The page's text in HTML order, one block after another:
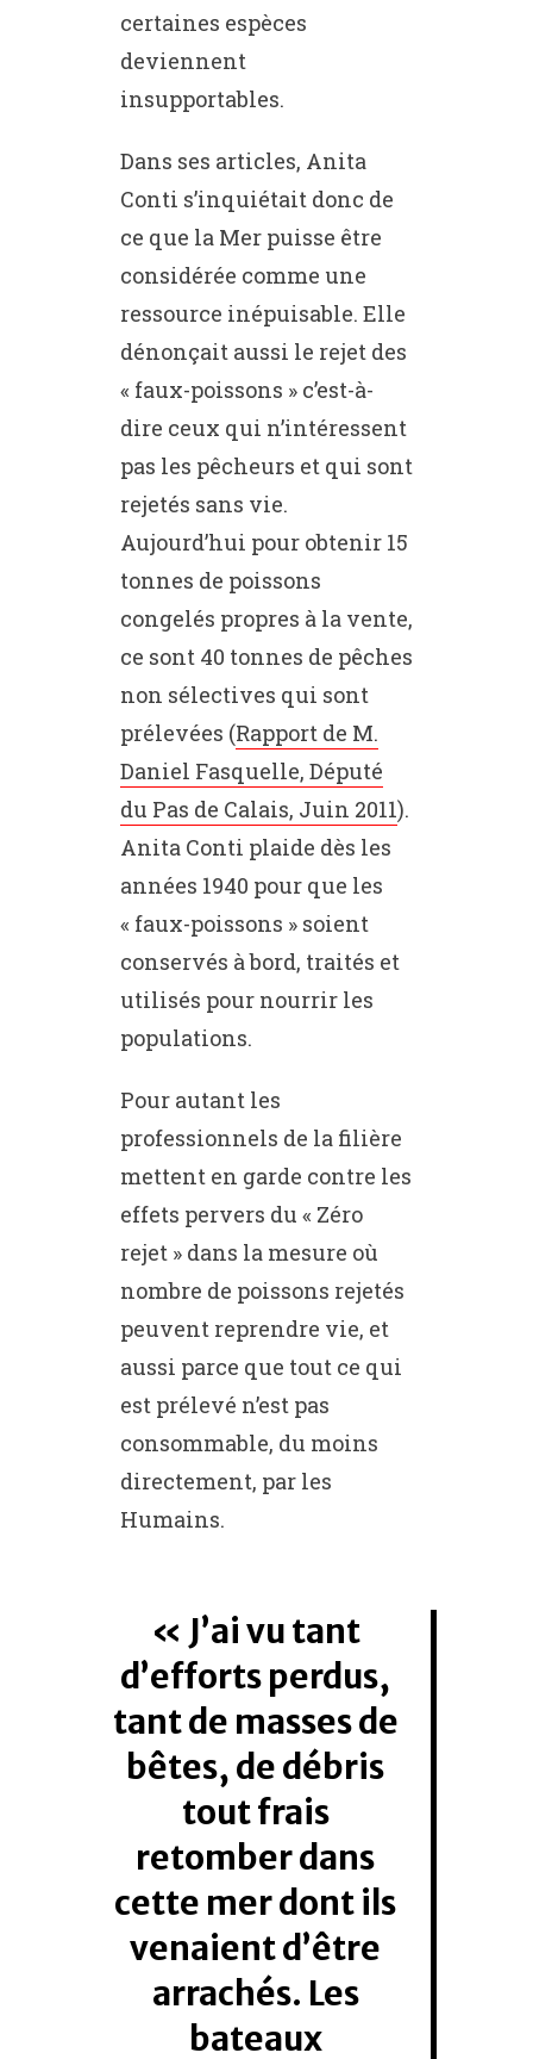
certaines espèces
deviennent
insupportables.
Dans ses articles, Anita
Conti s’inquiétait donc de
ce que la Mer puisse être
considérée comme une
ressource inépuisable. Elle
dénonçait aussi le rejet des
« faux-poissons » c’est-à-
dire ceux qui n’intéressent
pas les pêcheurs et qui sont
rejetés sans vie.
Aujourd’hui pour obtenir 15
tonnes de poissons
congelés propres à la vente,
ce sont 40 tonnes de pêches
non sélectives qui sont
prélevées (Rapport de M.
Daniel Fasquelle, Député
du Pas de Calais, Juin 2011).
Anita Conti plaide dès les
années 1940 pour que les
« faux-poissons » soient
conservés à bord, traités et
utilisés pour nourrir les
populations.
Pour autant les
professionnels de la filière
mettent en garde contre les
effets pervers du « Zéro
rejet » dans la mesure où
nombre de poissons rejetés
peuvent reprendre vie, et
aussi parce que tout ce qui
est prélevé n’est pas
consommable, du moins
directement, par les
Humains.
J’ai vu tant
d’efforts perdus,
tant de masses de
bêtes, de débris
tout frais
retomber dans
cette mer dont ils
venaient d’être
arrachés. Les
bateaux